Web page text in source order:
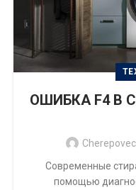
ОШИБКА F4 В
Современные
помощью